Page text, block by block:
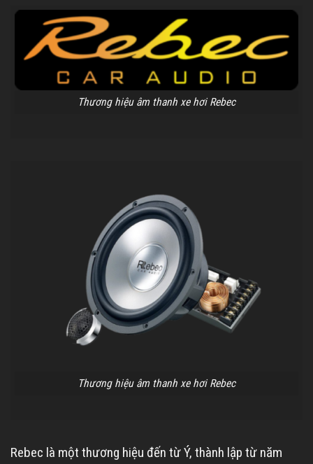
Thương hiệu âm thanh xe hơi Rebec
Thương hiệu âm thanh xe hơi Rebec
Rebec là một thương hiệu đến từ Ý, thành lập từ năm